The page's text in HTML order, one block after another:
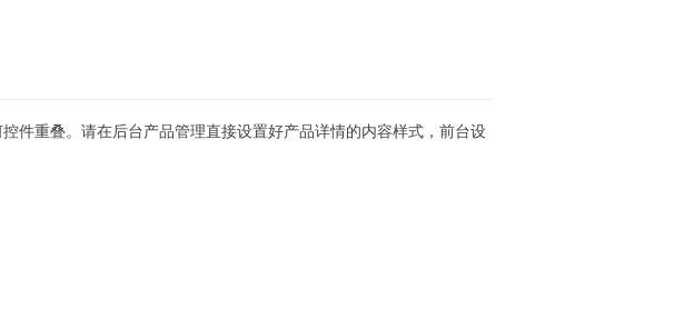
件重叠。请在后台产品管理直接设置好产品详情的内容样式，前台设